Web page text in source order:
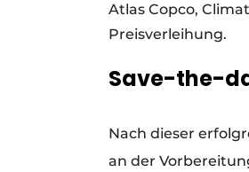
Atlas Copco,
Preisverleihung.
Save-the-
Nach dieser
an der